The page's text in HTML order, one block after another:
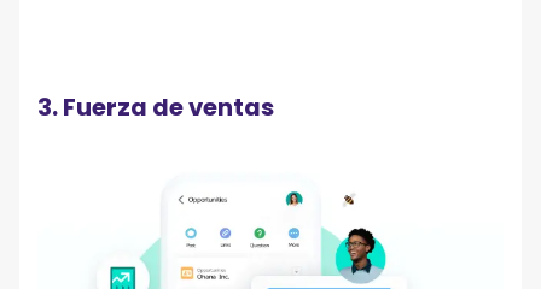
3. Fuerza de ventas